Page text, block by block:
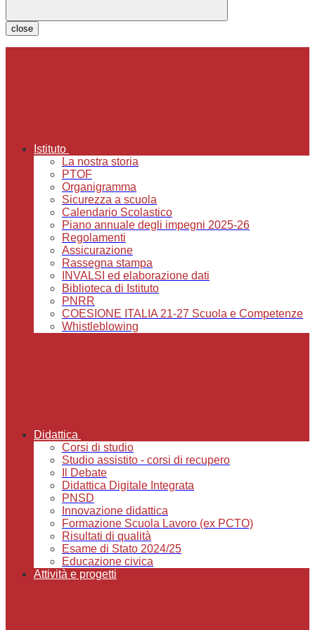
close
Istituto
La nostra storia
PTOF
Organigramma
Sicurezza a scuola
Calendario Scolastico
Piano annuale degli impegni 2025-26
Regolamenti
Assicurazione
Rassegna stampa
INVALSI ed elaborazione dati
Biblioteca di Istituto
PNRR
COESIONE ITALIA 21-27 Scuola e Competenze
Whistleblowing
Didattica
Corsi di studio
Studio assistito - corsi di recupero
Il Debate
Didattica Digitale Integrata
PNSD
Innovazione didattica
Formazione Scuola Lavoro (ex PCTO)
Risultati di qualità
Esame di Stato 2024/25
Educazione civica
Attività e progetti